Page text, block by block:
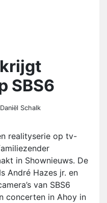
SBS6
Schalk
realityserie op tv-
in Shownieuws. De
André Hazes jr. en
van SBS6
concerten in Ahoy in